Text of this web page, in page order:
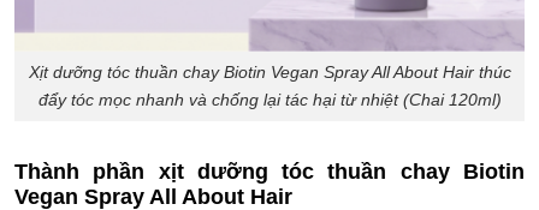
Xịt dưỡng tóc thuần chay Biotin Vegan Spray All About Hair thúc
đẩy tóc mọc nhanh và chống lại tác hại từ nhiệt (Chai 120ml)
Thành phần xịt dưỡng tóc thuần chay Biotin
Vegan Spray All About Hair